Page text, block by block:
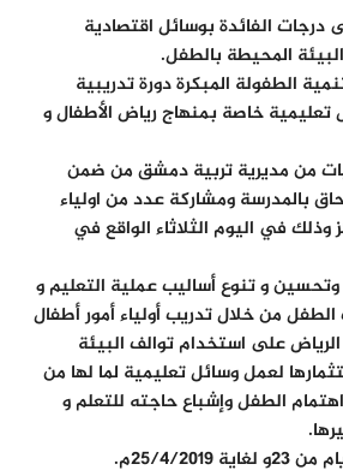
الفائدة بوسائل اقتصادية
المحيطة بالطفل.
الطفولة المبكرة دورة تدريبية
تعليمية خاصة بمنهاج رياض الأطفال و
من مديرية تربية دمشق من ضمن
بالمدرسة ومشاركة عدد من اولياء
وذلك في اليوم الثلاثاء الواقع في
وتحسين و تنوع أساليب عملية التعليم و
من خلال تدريب أولياء أمور أطفال
الرياض على استخدام توالف البيئة
لعمل وسائل تعليمية لما لها من
الطفل وإشباع حاجته للتعلم و
4/2019م.